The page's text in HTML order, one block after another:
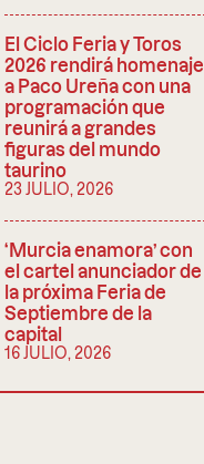
El Ciclo Feria y Toros
2026 rendirá homenaje
a Paco Ureña con una
programación que
reunirá a grandes
figuras del mundo
taurino
23 JULIO, 2026
‘Murcia enamora’ con
el cartel anunciador de
la próxima Feria de
Septiembre de la
capital
16 JULIO, 2026